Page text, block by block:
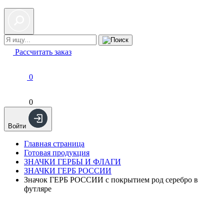
Рассчитать заказ
0
0
Войти
Главная страница
Готовая продукция
ЗНАЧКИ ГЕРБЫ И ФЛАГИ
ЗНАЧКИ ГЕРБ РОССИИ
Значок ГЕРБ РОССИИ с покрытием род серебро в
футляре